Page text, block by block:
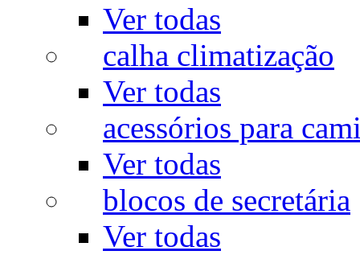
Ver todas
calha climatização
Ver todas
acessórios para
Ver todas
blocos de secretária
Ver todas